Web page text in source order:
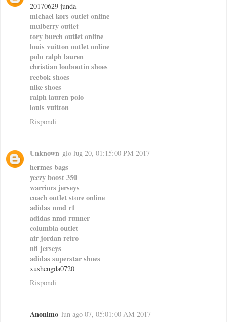
20170629 junda
michael kors outlet online
mulberry outlet
tory burch outlet online
louis vuitton outlet online
polo ralph lauren
christian louboutin shoes
reebok shoes
nike shoes
ralph lauren polo
louis vuitton
Rispondi
Unknown gio lug 20, 01:15:00 PM 2017
hermes bags
yeezy boost 350
warriors jerseys
coach outlet store online
adidas nmd r1
adidas nmd runner
columbia outlet
air jordan retro
nfl jerseys
adidas superstar shoes
xushengda0720
Rispondi
Anonimo lun ago 07, 05:01:00 AM 2017